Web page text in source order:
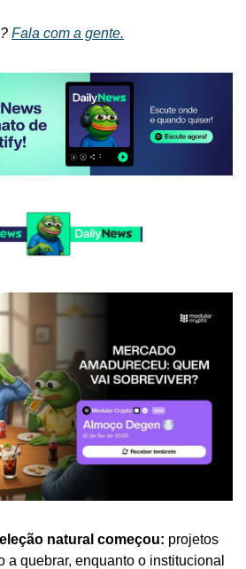
Fala com a gente.
natural começou: projetos
a quebrar, enquanto o institucional